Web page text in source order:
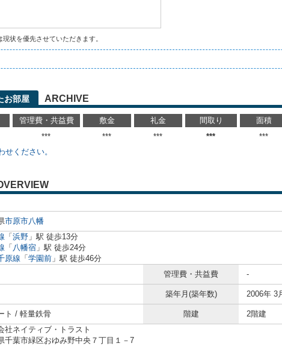
状を優先させていただきます。
お部屋 ARCHIVE
管理費・共益費 敷金 礼金 間取り 面積
*** *** *** *** ***
ください。
市原市八幡
「 浜野 」駅 徒歩13分
「 八幡宿 」駅 徒歩24分
原線 「 学園前 」駅 徒歩46分
管理費・共益費 -
築年月(築年数) 2006年 3
ト / 軽量鉄骨 階建 2階建
社ネイティブ・トラスト
千葉市緑区おゆみ野中央７丁目１－7